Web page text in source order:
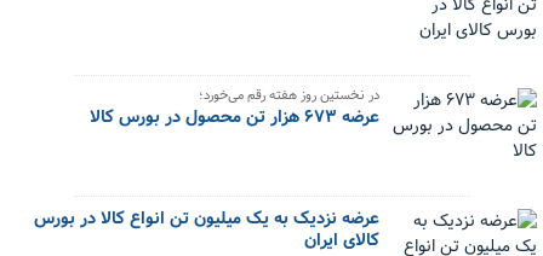
در نخستین روز هفته رقم می‌خورد؛
عرضه ۶۷۳ هزار تن محصول در بورس کالا
عرضه نزدیک به یک میلیون تن انواع کالا در بورس
کالای ایران